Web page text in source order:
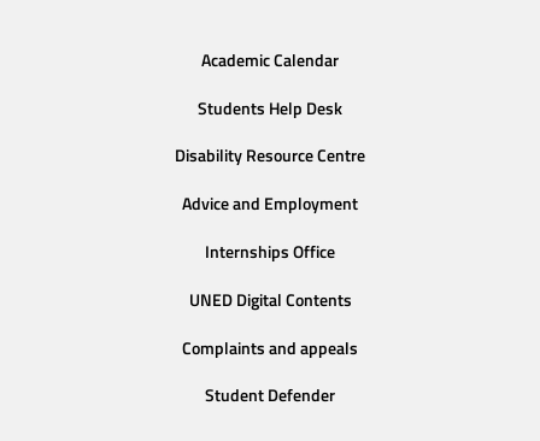
Academic Calendar
Students Help Desk
Disability Resource Centre
Advice and Employment
Internships Office
UNED Digital Contents
Complaints and appeals
Student Defender